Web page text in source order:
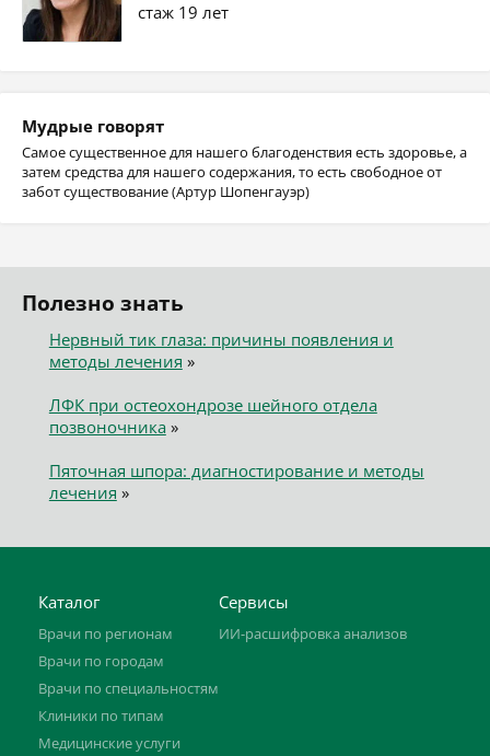
стаж 19 лет
Мудрые говорят
Самое существенное для нашего благоденствия есть здоровье, а
затем средства для нашего содержания, то есть свободное от
забот существование (Артур Шопенгауэр)
Полезно знать
Нервный тик глаза: причины появления и
методы лечения »
ЛФК при остеохондрозе шейного отдела
позвоночника»
Пяточная шпора: диагностирование и методы
лечения »
Каталог
Врачи по регионам
Врачи по городам
Врачи по специальностям
Клиники по типам
Медицинские услуги
Сервисы
ИИ-расшифровка анализов